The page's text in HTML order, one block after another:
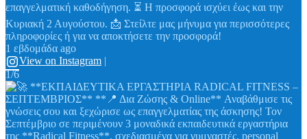
επαγγελματική καθοδήγηση. ⏳ Η προσφορά ισχύει έως και την
Κυριακή 2 Αυγούστου. 📩 Στείλτε μας μήνυμα για περισσότερες
πληροφορίες ή για να αποκτήσετε την προσφορά!
1 εβδομάδα ago
View on Instagram |
1/6